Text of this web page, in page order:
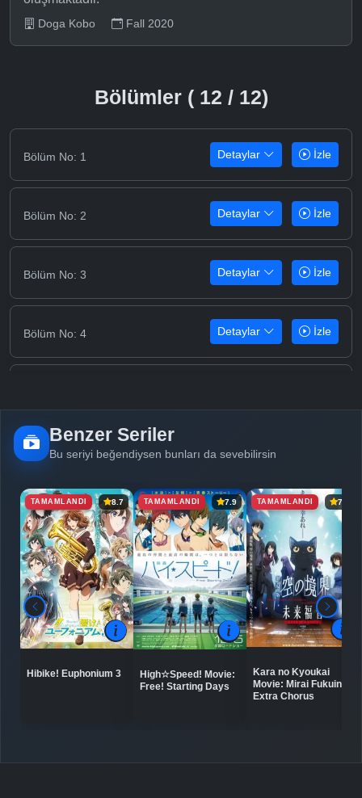
Doga Kobo Fall 2020
Bölümler ( 12 / 12)
Bölüm No: 1 Detaylar İzle
Bölüm No: 2 Detaylar İzle
Bölüm No: 3 Detaylar İzle
Bölüm No: 4 Detaylar İzle
Bölüm No: 6 Detaylar
Bölüm No: 7 Detaylar İzle
Bölüm No: 8 Detaylar İzle
Bölüm No: 9 Detaylar İzle
Detaylar İzle
Benzer Seriler
Bu seriyi beğendiysen bunları da sevebilirsin
TAMAMLANDI 8.7
Hibike! Euphonium 3
TAMAMLANDI 7.9
High☆Speed! Movie:
Free! Starting Days
TAMAMLANDI 7.4
Kara no Kyoukai
Movie: Mirai Fukuin -
Extra Chorus